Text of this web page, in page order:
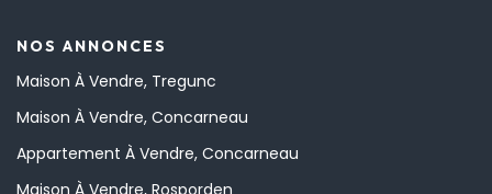
NOS ANNONCES
Maison À Vendre, Tregunc
Maison À Vendre, Concarneau
Appartement À Vendre, Concarneau